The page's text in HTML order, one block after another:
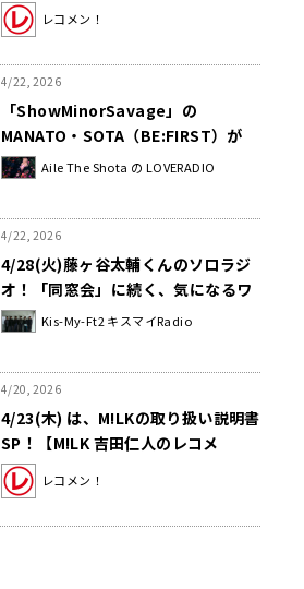
田千穂さん！【矢吹奈子のレコメ
ン！】
レコメン！
4/22, 2026
「ShowMinorSavage」の
MANATO・SOTA（BE:FIRST）が
『Aile The Shota の
LOVERADIO』初の生配信にゲスト
Aile The Shota の LOVERADIO
4/22, 2026
4/28(火)藤ヶ谷太輔くんのソロラジ
オ！「同窓会」に続く、気になるワ
ードが・・・
Kis-My-Ft2 キスマイRadio
4/20, 2026
4/23(木) は、M!LKの取り扱い説明書
SP！【M!LK 吉田仁人のレコメ
ン！】
レコメン！